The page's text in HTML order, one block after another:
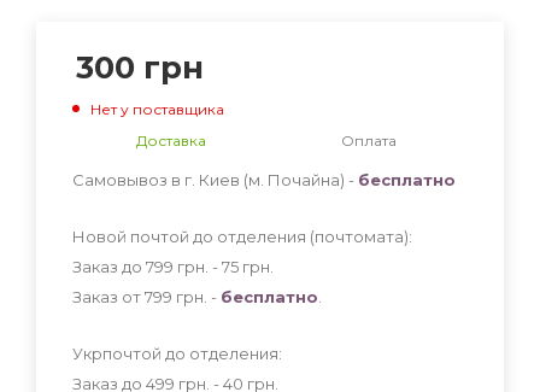
300 грн
Нет у поставщика
Доставка
Оплата
Самовывоз в г. Киев (м. Почайна) - бесплатно
Новой почтой до отделения (почтомата):
Заказ до 799 грн. - 75 грн
Заказ от 799 грн. - бесплатно
Укрпочтой до отделения:
Заказ до 499 грн. - 40 грн